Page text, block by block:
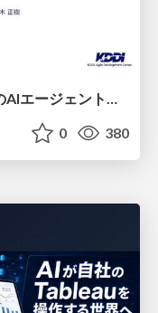
Atlassian Cloudサポート業務でのAIエージェント活用事例
0 380